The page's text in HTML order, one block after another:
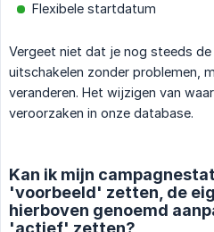
Flexibele startdatum
Vergeet niet dat je nog steeds
uitschakelen zonder problemen,
veranderen. Het wijzigen van
veroorzaken in onze database.
Kan ik mijn
'voorbeeld' zetten, de
hierboven genoemd
'actief' zetten?